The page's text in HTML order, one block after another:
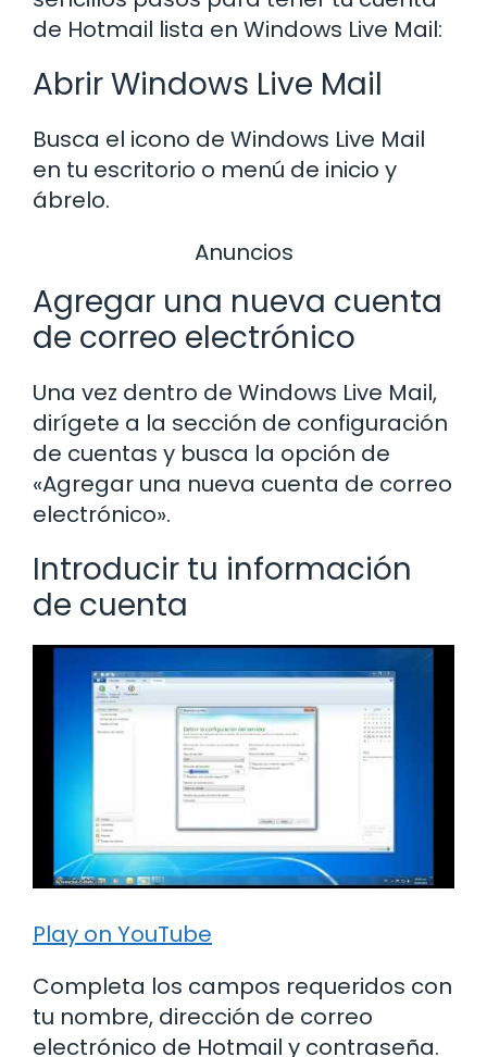
de Hotmail lista en Windows Live Mail:
Abrir Windows Live Mail
Busca el icono de Windows Live Mail
en tu escritorio o menú de inicio y
ábrelo.
Anuncios
Agregar una nueva cuenta
de correo electrónico
Una vez dentro de Windows Live Mail,
dirígete a la sección de configuración
de cuentas y busca la opción de
«Agregar una nueva cuenta de correo
electrónico».
Introducir tu información
de cuenta
Play on YouTube
Completa los campos requeridos con
tu nombre, dirección de correo
electrónico de Hotmail y contraseña.